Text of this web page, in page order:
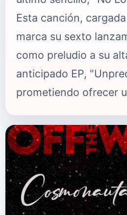
Esta canción,
marca su sexto
como preludio a su
anticipado EP,
prometiendo ofrecer
En "No Love
con maestría las
amor y las
imagen vívida de la
emocional y la